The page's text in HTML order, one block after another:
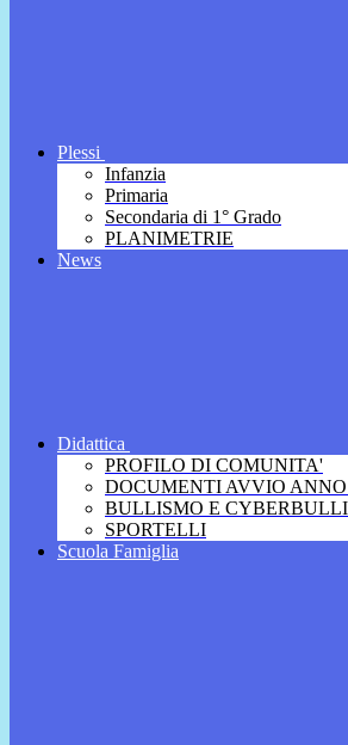
Plessi
Infanzia
Primaria
Secondaria di 1° Grado
PLANIMETRIE
News
Didattica
PROFILO DI COMUNITA'
DOCUMENTI AVVIO
BULLISMO E
SPORTELLI
Scuola Famiglia